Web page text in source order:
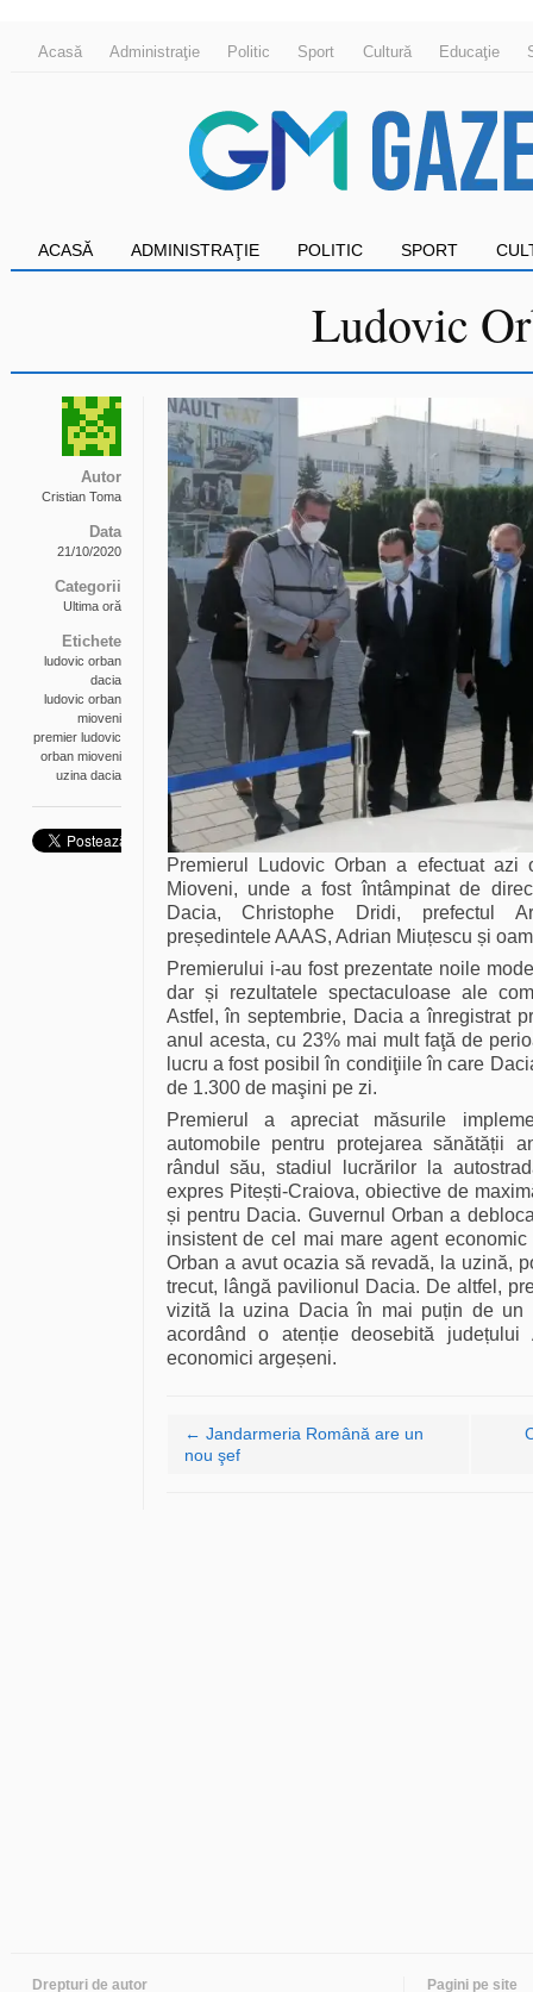
Acasă Administraţie Politic Sport Cultură Educaţie
ACASĂ ADMINISTRAŢIE POLITIC SPORT
Ludovic
Autor
Cristian Toma
Data
21/10/2020
Categorii
Ultima oră
Etichete
ludovic orban
dacia
ludovic orban
mioveni
premier ludovic
orban mioveni
uzina dacia
Premierul Ludovic Orban a efectuat
Mioveni, unde a fost întâmpinat de
Dacia, Christophe Dridi, prefectul
președintele AAAS, Adrian Miuțescu și
Premierului i-au fost prezentate noile
dar și rezultatele spectaculoase ale
Astfel, în septembrie, Dacia a înregistrat
anul acesta, cu 23% mai mult faţă de
lucru a fost posibil în condiţiile în care
de 1.300 de maşini pe zi.
Premierul a apreciat măsurile
automobile pentru protejarea sănătății
rândul său, stadiul lucrărilor la
expres Pitești-Craiova, obiective de
și pentru Dacia. Guvernul Orban a
insistent de cel mai mare agent
Orban a avut ocazia să revadă, la uzină,
trecut, lângă pavilionul Dacia. De altfel,
vizită la uzina Dacia în mai puțin de un
acordând o atenție deosebită
economici argeșeni.
Navigare articole
← Jandarmeria Română are un
nou şef
Drepturi de autor Pagini pe site